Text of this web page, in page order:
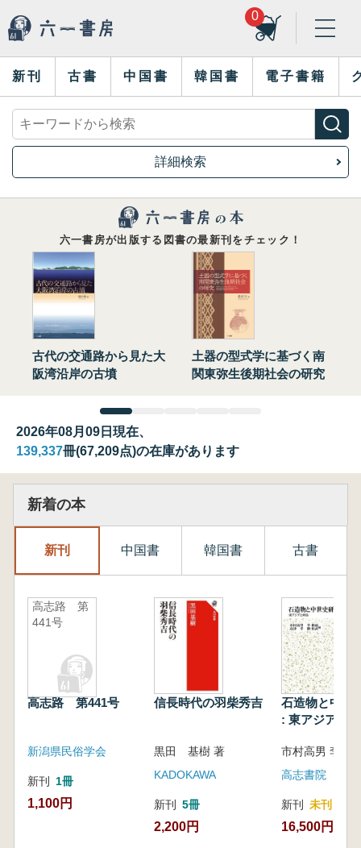
0
新刊 古書 中国書 韓国書 電子書籍
詳細検索
六一書房が出版する図書の最新刊をチェック！
古代の交通路から見た大
阪湾沿岸の古墳
土器の型式学に基づく南
関東弥生後期社会の研究
2026年08月09日現在、
139,337冊(67,209点)の在庫があります
新着の本
新刊 中国書 韓国書 古書
高志路 第
441号
高志路 第441号
新潟県民俗学会
新刊 1冊
1,100円
信長時代の羽柴秀吉
黒田 基樹 著
KADOKAWA
新刊 5冊
2,200円
石造物と中世
: 東アジアと
高志書院
新刊 未刊
16,500円